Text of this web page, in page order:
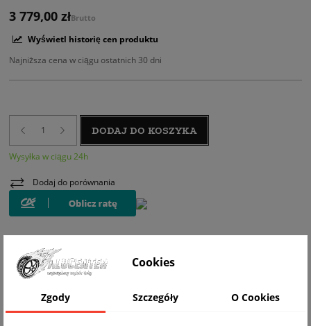
3 779,00 złBrutto
Wyświetl historię cen produktu
Najniższa cena w ciągu ostatnich 30 dni
DODAJ DO KOSZYKA
Wysyłka w ciągu 24h
Dodaj do porównania
WIZUALIZACJA NA AUCIE
Cookies
Zgody Szczegóły O Cookies